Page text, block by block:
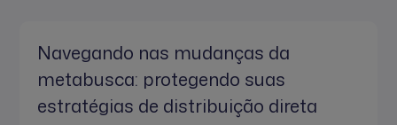
Navegando nas mudanças da
metabusca: protegendo suas
estratégias de distribuição direta